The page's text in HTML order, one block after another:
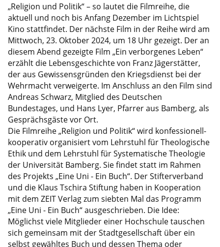
„Religion und Politik“ – so lautet die Filmreihe, die
aktuell und noch bis Anfang Dezember im Lichtspiel
Kino stattfindet. Der nächste Film in der Reihe wird am
Mittwoch, 23. Oktober 2024, um 18 Uhr gezeigt. Der an
diesem Abend gezeigte Film „Ein verborgenes Leben“
erzählt die Lebensgeschichte von Franz Jägerstätter,
der aus Gewissensgründen den Kriegsdienst bei der
Wehrmacht verweigerte. Im Anschluss an den Film sind
Andreas Schwarz, Mitglied des Deutschen
Bundestages, und Hans Lyer, Pfarrer aus Bamberg, als
Gesprächsgäste vor Ort.
Die Filmreihe „Religion und Politik“ wird konfessionell-
kooperativ organisiert vom Lehrstuhl für Theologische
Ethik und dem Lehrstuhl für Systematische Theologie
der Universität Bamberg. Sie findet statt im Rahmen
des Projekts „Eine Uni - Ein Buch“. Der Stifterverband
und die Klaus Tschira Stiftung haben in Kooperation
mit dem ZEIT Verlag zum siebten Mal das Programm
„Eine Uni - Ein Buch“ ausgeschrieben. Die Idee:
Möglichst viele Mitglieder einer Hochschule tauschen
sich gemeinsam mit der Stadtgesellschaft über ein
selbst gewähltes Buch und dessen Thema oder